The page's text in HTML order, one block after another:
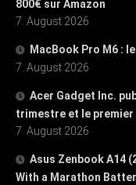
800€ sur Amazon
7. August 2026
MacBook Pro M6 :
7. August 2026
Acer Gadget Inc.
trimestre et le premier
7. August 2026
Asus Zenbook A14
With a Marathon